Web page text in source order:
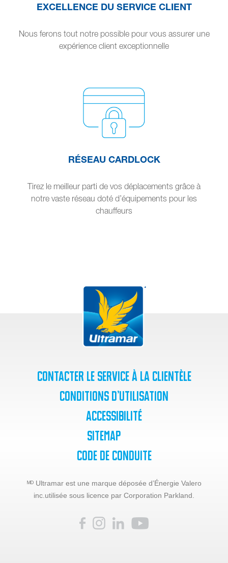
EXCELLENCE DU SERVICE CLIENT
Nous ferons tout notre possible pour vous assurer une
expérience client exceptionnelle
RÉSEAU CARDLOCK
Tirez le meilleur parti de vos déplacements grâce à
notre vaste réseau doté d’équipements pour les
chauffeurs
Contacter le service à la clientèle
Conditions d’utilisation
Accessibilité
SiteMap
Code de Conduite
ᴹᴰ Ultramar est une marque déposée d’Énergie Valero
inc. utilisée sous licence par Corporation Parkland.